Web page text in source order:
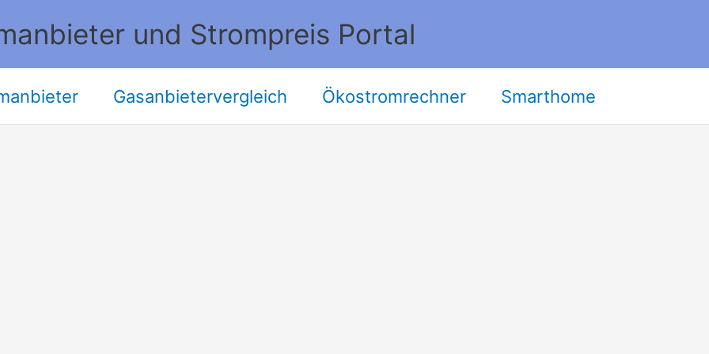
und Strompreis Portal
Gasanbietervergleich Ökostromrechner Smarthome